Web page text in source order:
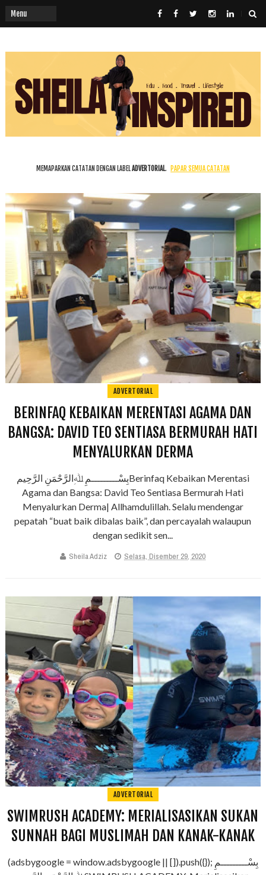
MEMAPARKAN CATATAN DENGAN LABELADVERTORIAL. PAPAR SEMUA CATATAN
ADVERTORIAL
BERINFAQ KEBAIKAN MERENTASI AGAMA DAN
BANGSA: DAVID TEO SENTIASA BERMURAH HATI
MENYALURKAN DERMA
بِسْـــــــــمِ ﷲِالرَّحْمَنِ الرَّحِيمBerinfaq Kebaikan Merentasi
Agama dan Bangsa: David Teo Sentiasa Bermurah Hati
Menyalurkan Derma| Allhamdulillah. Selalu mendengar
pepatah “buat baik dibalas baik”, dan percayalah walaupun
dengan sedikit sen...
Sheila Adziz Selasa, Disember 29, 2020
ADVERTORIAL
SWIMRUSH ACADEMY: MERIALISASIKAN SUKAN
SUNNAH BAGI MUSLIMAH DAN KANAK-KANAK
(adsbygoogle = window.adsbygoogle || []).push({}); بِسْـــــــــمِ